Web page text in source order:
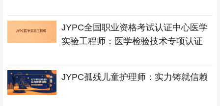
JYPC全国职业资格考试认证中心医学
实验工程师：医学检验技术专项认证
JYPC孤残儿童护理师：实力铸就信赖